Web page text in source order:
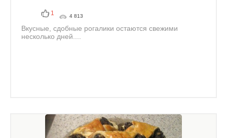
1 4 813
Вкусные, сдобные рогалики остаются свежими
несколько дней....